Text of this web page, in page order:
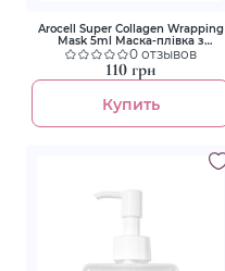
Arocell Super Collagen Wrapping
Mask 5ml Маска-плівка з
колагеном для зволоження та
ліфтингу
0 отзывов
110 грн
Купить